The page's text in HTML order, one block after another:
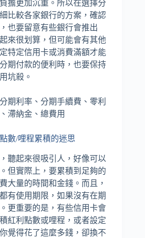
擔更加沉重。所以在選擇分
比較各家銀行的方案，確認
也要留意有些銀行會推出
來很划算，但可能會有其他
特定信用卡或消費滿額才能
期付款的便利時，也要保持
坑殺。
分期利率、分期手續費、零利
、滯納金、總費用
數/哩程累積的迷思
聽起來很吸引人，好像可以
但實際上，要累積到足夠的
大量的時間和金錢。而且，
有使用期限，如果沒有在期
更重要的是，有些信用卡會
紅利點數或哩程，或者設定
覺得花了這麼多錢，卻換不